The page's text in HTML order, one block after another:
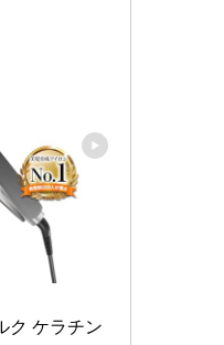
ク ケラチン